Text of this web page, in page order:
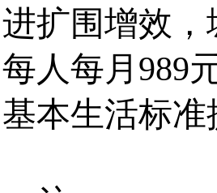
进扩围增效
每人每月 989
基本生活标准